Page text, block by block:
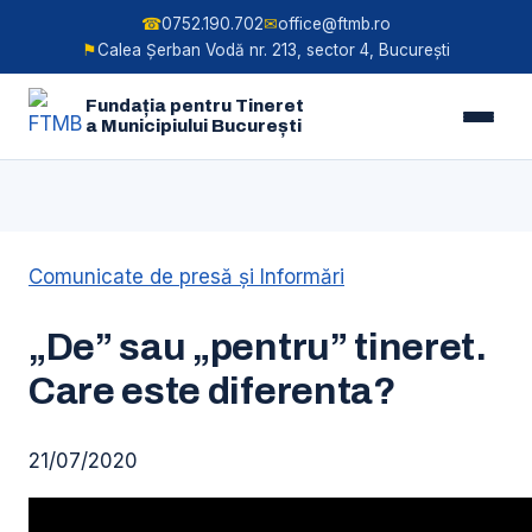
☎0752.190.702✉office@ftmb.ro
⚑Calea Șerban Vodă nr. 213, sector 4, București
Fundația pentru Tineret
a Municipiului București
content
Comunicate de presă şi Informări
„De” sau „pentru” tineret.
Care este diferenta?
21/07/2020